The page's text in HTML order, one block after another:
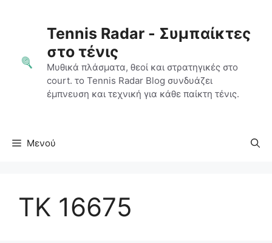
περιεχόμενοTennis Radar - Συμπαίκτες
στο τένις
Μυθικά πλάσματα, θεοί και στρατηγικές στο
court. το Tennis Radar Blog συνδυάζει
έμπνευση και τεχνική για κάθε παίκτη τένις.
Μενού
TK 16675